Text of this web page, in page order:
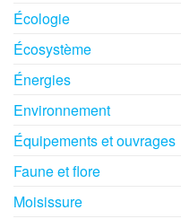
Écologie
Écosystème
Énergies
Environnement
Équipements et ouvrages
Faune et flore
Moisissure